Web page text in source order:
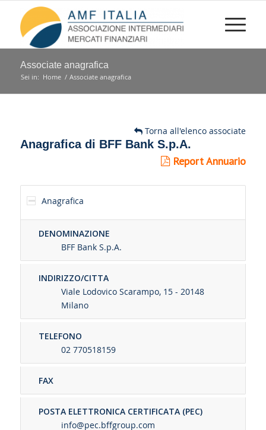
Associate anagrafica
Sei in: Home / Associate anagrafica
Torna all'elenco associate
Anagrafica di BFF Bank S.p.A.
Report Annuario
Anagrafica
DENOMINAZIONE
BFF Bank S.p.A.
INDIRIZZO/CITTA
Viale Lodovico Scarampo, 15 - 20148
Milano
TELEFONO
02 770518159
FAX
POSTA ELETTRONICA CERTIFICATA (PEC)
info@pec.bffgroup.com